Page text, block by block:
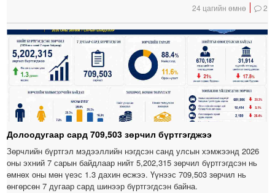
24 цагийн өмнө 2
Долоодугаар сард 709,503 зөрчил бүртгэгджээ
Зөрчлийн бүртгэл мэдээллийн нэгдсэн санд улсын хэмжээнд 2026
оны эхний 7 сарын байдлаар нийт 5,202,315 зөрчил бүртгэгдсэн нь
өмнөх оны мөн үеэс 1.3 дахин өсжээ. Үүнээс 709,503 зөрчил нь
өнгөрсөн 7 дугаар сард шинээр бүртгэгдсэн байна.